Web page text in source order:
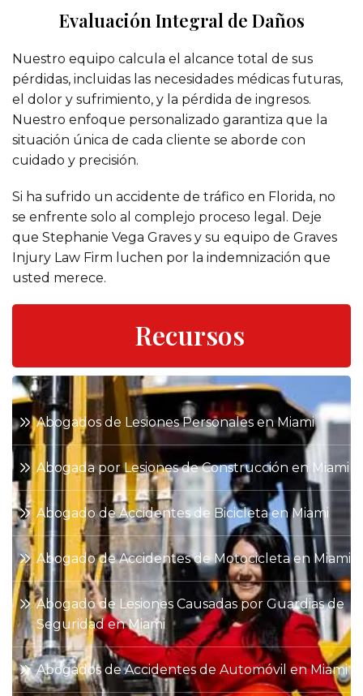
Evaluación Integral de Daños
Nuestro equipo calcula el alcance total de sus
pérdidas, incluidas las necesidades médicas futuras,
el dolor y sufrimiento, y la pérdida de ingresos.
Nuestro enfoque personalizado garantiza que la
situación única de cada cliente se aborde con
cuidado y precisión.
Si ha sufrido un accidente de tráfico en Florida, no
se enfrente solo al complejo proceso legal. Deje
que Stephanie Vega Graves y su equipo de Graves
Injury Law Firm luchen por la indemnización que
usted merece.
Recursos
Abogados de Lesiones Personales en Miami
Abogada por Lesiones de Construcción en Miami
Abogado de Accidentes de Bicicleta en Miami
Abogado de Accidentes de Motocicleta en Miami
Abogado de Lesiones Causadas por Guardias de
Seguridad en Miami
Abogados de Accidentes de Automóvil en Miami